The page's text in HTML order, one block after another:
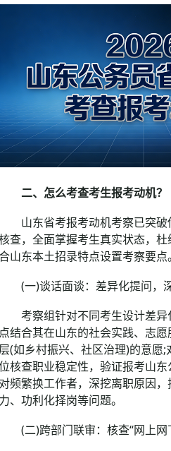
、怎么考查考生报考动机？
东省考报考动机考察已突破
查，全面掌握考生真实状态，杜
山东本土招录特点设置考察要点。
一)谈话面谈：差异化提问，
察组针对不同考生设计差异
结合其在山东的社会实践、志
(如乡村振兴、社区治理)的意愿
核查职业稳定性，验证报考山
频繁换工作者，深挖离职原因
、功利化择岗等问题。
二)跨部门联审：核查“网上网